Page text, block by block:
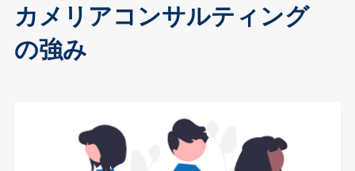
カメリアコンサルティング
の強み